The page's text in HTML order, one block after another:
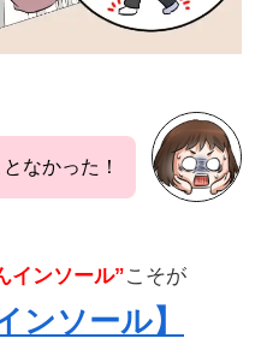
なかった！
インソール”こそが
ンソール】